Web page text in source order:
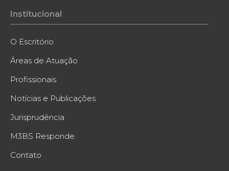
Institucional
O Escritório
Áreas de Atuação
Profissionais
Notícias e Publicações
Jurisprudência
M3BS Responde
Contato